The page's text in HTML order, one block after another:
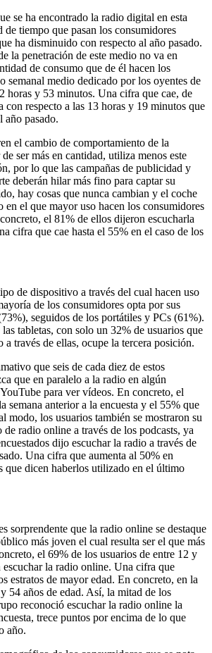
se ha encontrado la radio digital en esta
de tiempo que pasan los consumidores
ha disminuido con respecto al año pasado.
la penetración de este medio no va en
de consumo que de él hacen los
semanal medio dedicado por los oyentes de
horas y 53 minutos. Una cifra que cae, de
con respecto a las 13 horas y 19 minutos que
año pasado.
el cambio de comportamiento de la
ser más en cantidad, utiliza menos este
por lo que las campañas de publicidad y
deberán hilar más fino para captar su
hay cosas que nunca cambian y el coche
en el que mayor uso hacen los consumidores
el 81% de ellos dijeron escucharla
cifra que cae hasta el 55% en el caso de los
de dispositivo a través del cual hacen uso
de los consumidores opta por sus
seguidos de los portátiles y PCs (61%).
tabletas, con solo un 32% de usuarios que
a través de ellas, ocupe la tercera posición.
que seis de cada diez de estos
que en paralelo a la radio en algún
para ver vídeos. En concreto, el
semana anterior a la encuesta y el 55% que
modo, los usuarios también se mostraron su
radio online a través de los podcasts, ya
dijo escuchar la radio a través de
Una cifra que aumenta al 50% en
que dicen haberlos utilizado en el último
sorprendente que la radio online se destaque
más joven el cual resulta ser el que más
el 69% de los usuarios de entre 12 y
escuchar la radio online. Una cifra que
estratos de mayor edad. En concreto, en la
54 años de edad. Así, la mitad de los
reconoció escuchar la radio online la
trece puntos por encima de lo que
año.